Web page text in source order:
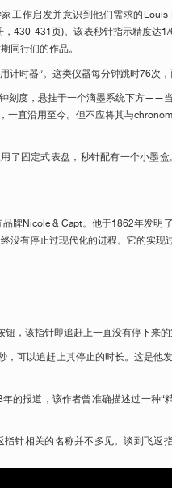
作启发并意识到他们需求的
，430-431页)。该表秒针指示精度
同行们的作品。
时器”。这类仪器每分钟跳时76次
刻度，悬挂于一个滴墨系统下方——
直沿用至今。但不应将其与
固定式表盘，秒针配有一个小墨
牌Nicole & Capt。他于1862年发明
有停止过现代化的进程。它的实现
，该指针即追赶上一直没有停下来的
可以追赶上其停止的时长。这是他
报道，该作者曾准确描述过一种“
针相关的名称并不多见。谈到飞返